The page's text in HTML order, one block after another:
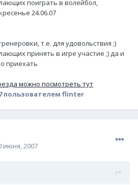
поиграть в волейбол,
24.06.07
т.е. для удовольствия ;)
принять в игре участие ;) да и
приехать
можно посмотреть тут
пользователем flinter
июня, 2007